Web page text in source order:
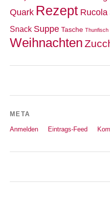
Quark Rezept Rucola
Snack Suppe Tasche Thunfisch
Weihnachten
META
Anmelden Eintrags-Feed